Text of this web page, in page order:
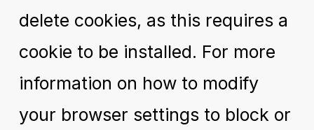
delete cookies, as this requires a
cookie to be installed. For more
information on how to modify
your browser settings to block or